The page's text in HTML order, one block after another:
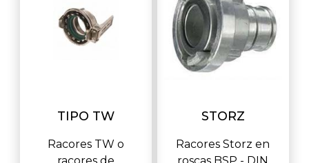
TIPO TW
Racores TW o
racores de
STORZ
Racores Storz en
roscas BSP - DIN